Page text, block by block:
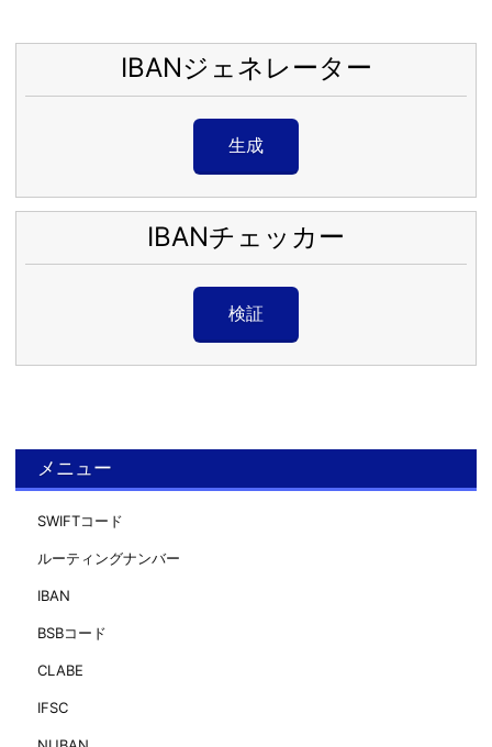
IBANジェネレーター
生成
IBANチェッカー
検証
メニュー
SWIFTコード
ルーティングナンバー
IBAN
BSBコード
CLABE
IFSC